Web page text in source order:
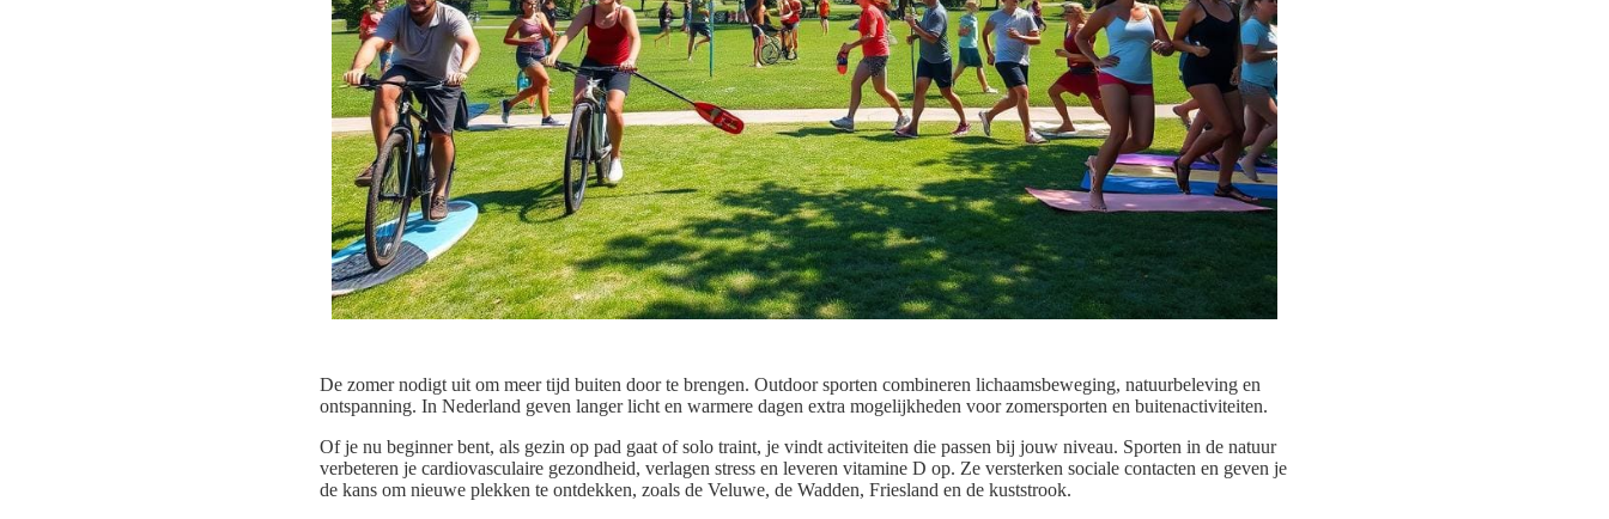
De zomer nodigt uit om meer tijd buiten door te brengen. Outdoor sporten combineren lichaamsbeweging, natuurbeleving en
ontspanning. In Nederland geven langer licht en warmere dagen extra mogelijkheden voor zomersporten en buitenactiviteiten.
Of je nu beginner bent, als gezin op pad gaat of solo traint, je vindt activiteiten die passen bij jouw niveau. Sporten in de natuur
verbeteren je cardiovasculaire gezondheid, verlagen stress en leveren vitamine D op. Ze versterken sociale contacten en geven je
de kans om nieuwe plekken te ontdekken, zoals de Veluwe, de Wadden, Friesland en de kuststrook.